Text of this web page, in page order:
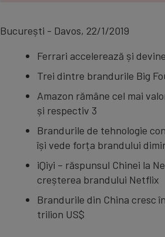
București - Davos, 22/1/2019
Ferrari accelerează și
Trei dintre brandurile Big
Amazon rămâne cel mai
și respectiv 3
Brandurile de tehnologie
își vede forța brandului
iQiyi – răspunsul Chinei la
creșterea brandului Netflix
Brandurile din China cresc
trilion US$